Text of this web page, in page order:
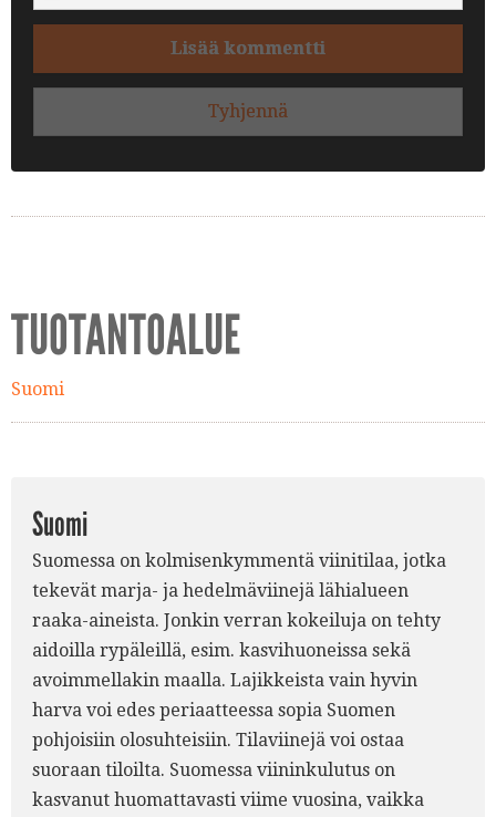
Lisää kommentti
Tyhjennä
TUOTANTOALUE
Suomi
Suomi
Suomessa on kolmisenkymmentä viinitilaa, jotka
tekevät marja- ja hedelmäviinejä lähialueen
raaka-aineista. Jonkin verran kokeiluja on tehty
aidoilla rypäleillä, esim. kasvihuoneissa sekä
avoimmellakin maalla. Lajikkeista vain hyvin
harva voi edes periaatteessa sopia Suomen
pohjoisiin olosuhteisiin. Tilaviinejä voi ostaa
suoraan tiloilta. Suomessa viininkulutus on
kasvanut huomattavasti viime vuosina, vaikka